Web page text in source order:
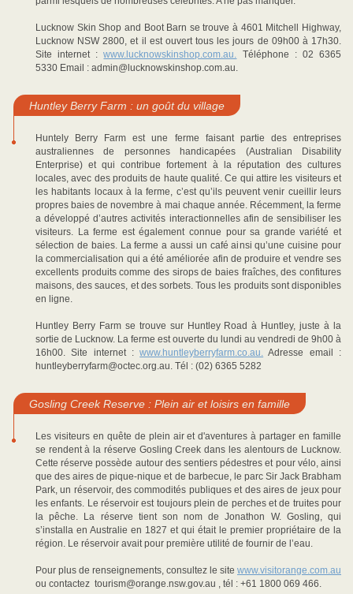
Lucknow Skin Shop and Boot Barn se trouve à 4601 Mitchell Highway,
Lucknow NSW 2800, et il est ouvert tous les jours de 09h00 à 17h30.
Site internet :www.lucknowskinshop.com.au. Téléphone : 02 6365
5330 Email : admin@lucknowskinshop.com.au.
Huntley Berry Farm : un goût du village
Huntely Berry Farm est une ferme faisant partie des entreprises
australiennes de personnes handicapées (Australian Disability
Enterprise) et qui contribue fortement à la réputation des cultures
locales, avec des produits de haute qualité. Ce qui attire les visiteurs et
les habitants locaux à la ferme, c’est qu’ils peuvent venir cueillir leurs
propres baies de novembre à mai chaque année. Récemment, la ferme
a développé d’autres activités interactionnelles afin de sensibiliser les
visiteurs. La ferme est également connue pour sa grande variété et
sélection de baies. La ferme a aussi un café ainsi qu’une cuisine pour
la commercialisation qui a été améliorée afin de produire et vendre ses
excellents produits comme des sirops de baies fraîches, des confitures
maisons, des sauces, et des sorbets. Tous les produits sont disponibles
en ligne.
Huntley Berry Farm se trouve sur Huntley Road à Huntley, juste à la
sortie de Lucknow. La ferme est ouverte du lundi au vendredi de 9h00 à
16h00. Site internet :www.huntleyberryfarm.co.au. Adresse email :
huntleyberryfarm@octec.org.au. Tél : (02) 6365 5282
Gosling Creek Reserve : Plein air et loisirs en famille
Les visiteurs en quête de plein air et d'aventures à partager en famille
se rendent à la réserve Gosling Creek dans les alentours de Lucknow.
Cette réserve possède autour des sentiers pédestres et pour vélo, ainsi
que des aires de pique-nique et de barbecue, le parc Sir Jack Brabham
Park, un réservoir, des commodités publiques et des aires de jeux pour
les enfants. Le réservoir est toujours plein de perches et de truites pour
la pêche. La réserve tient son nom de Jonathon W. Gosling, qui
s’installa en Australie en 1827 et qui était le premier propriétaire de la
région. Le réservoir avait pour première utilité de fournir de l’eau.
Pour plus de renseignements, consultez le site www.visitorange.com.au
ou contactez tourism@orange.nsw.gov.au , tél : +61 1800 069 466.